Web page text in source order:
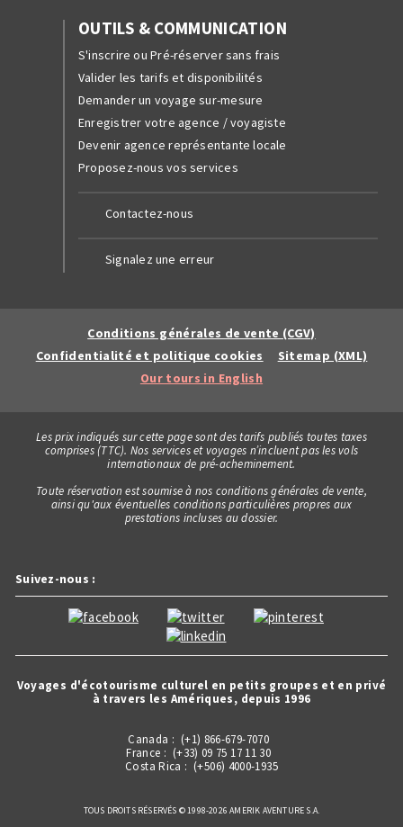
OUTILS & COMMUNICATION
S'inscrire ou Pré-réserver sans frais
Valider les tarifs et disponibilités
Demander un voyage sur-mesure
Enregistrer votre agence / voyagiste
Devenir agence représentante locale
Proposez-nous vos services
Contactez-nous
Signalez une erreur
Conditions générales de vente (CGV)
Confidentialité et politique cookies
Sitemap (XML)
Our tours in English
Les prix indiqués sur cette page sont des tarifs publiés toutes taxes
comprises (TTC). Nos services et voyages n’incluent pas les vols
internationaux de pré-acheminement.
Toute réservation est soumise à nos conditions générales de vente,
ainsi qu'aux éventuelles conditions particulières propres aux
prestations incluses au dossier.
Suivez-nous :
Voyages d'écotourisme culturel en petits groupes et en privé
à travers les Amériques, depuis 1996
Canada : (+1) 866-679-7070
France : (+33) 09 75 17 11 30
Costa Rica : (+506) 4000-1935
TOUS DROITS RÉSERVÉS © 1998-2026 AMERIK AVENTURE S.A.